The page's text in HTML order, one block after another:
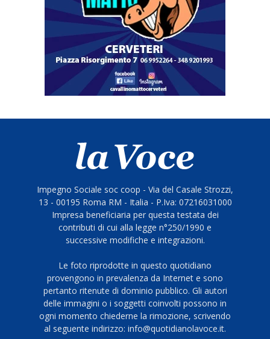
Impegno Sociale soc coop - Via del Casale Strozzi,
13 - 00195 Roma RM - Italia - P.Iva: 07216031000
Impresa beneficiaria per questa testata dei
contributi di cui alla legge n°250/1990 e
successive modifiche e integrazioni.
Le foto riprodotte in questo quotidiano
provengono in prevalenza da Internet e sono
pertanto ritenute di dominio pubblico. Gli autori
delle immagini o i soggetti coinvolti possono in
ogni momento chiederne la rimozione, scrivendo
al seguente indirizzo: info@quotidianolavoce.it.